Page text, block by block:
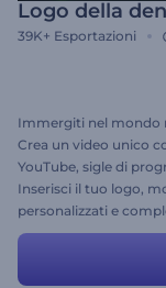
Logo della
39K+ Esportazioni
Immergiti nel mondo
Crea un video unico
YouTube, sigle di
Inserisci il tuo logo,
personalizzati e
Provalo subito e